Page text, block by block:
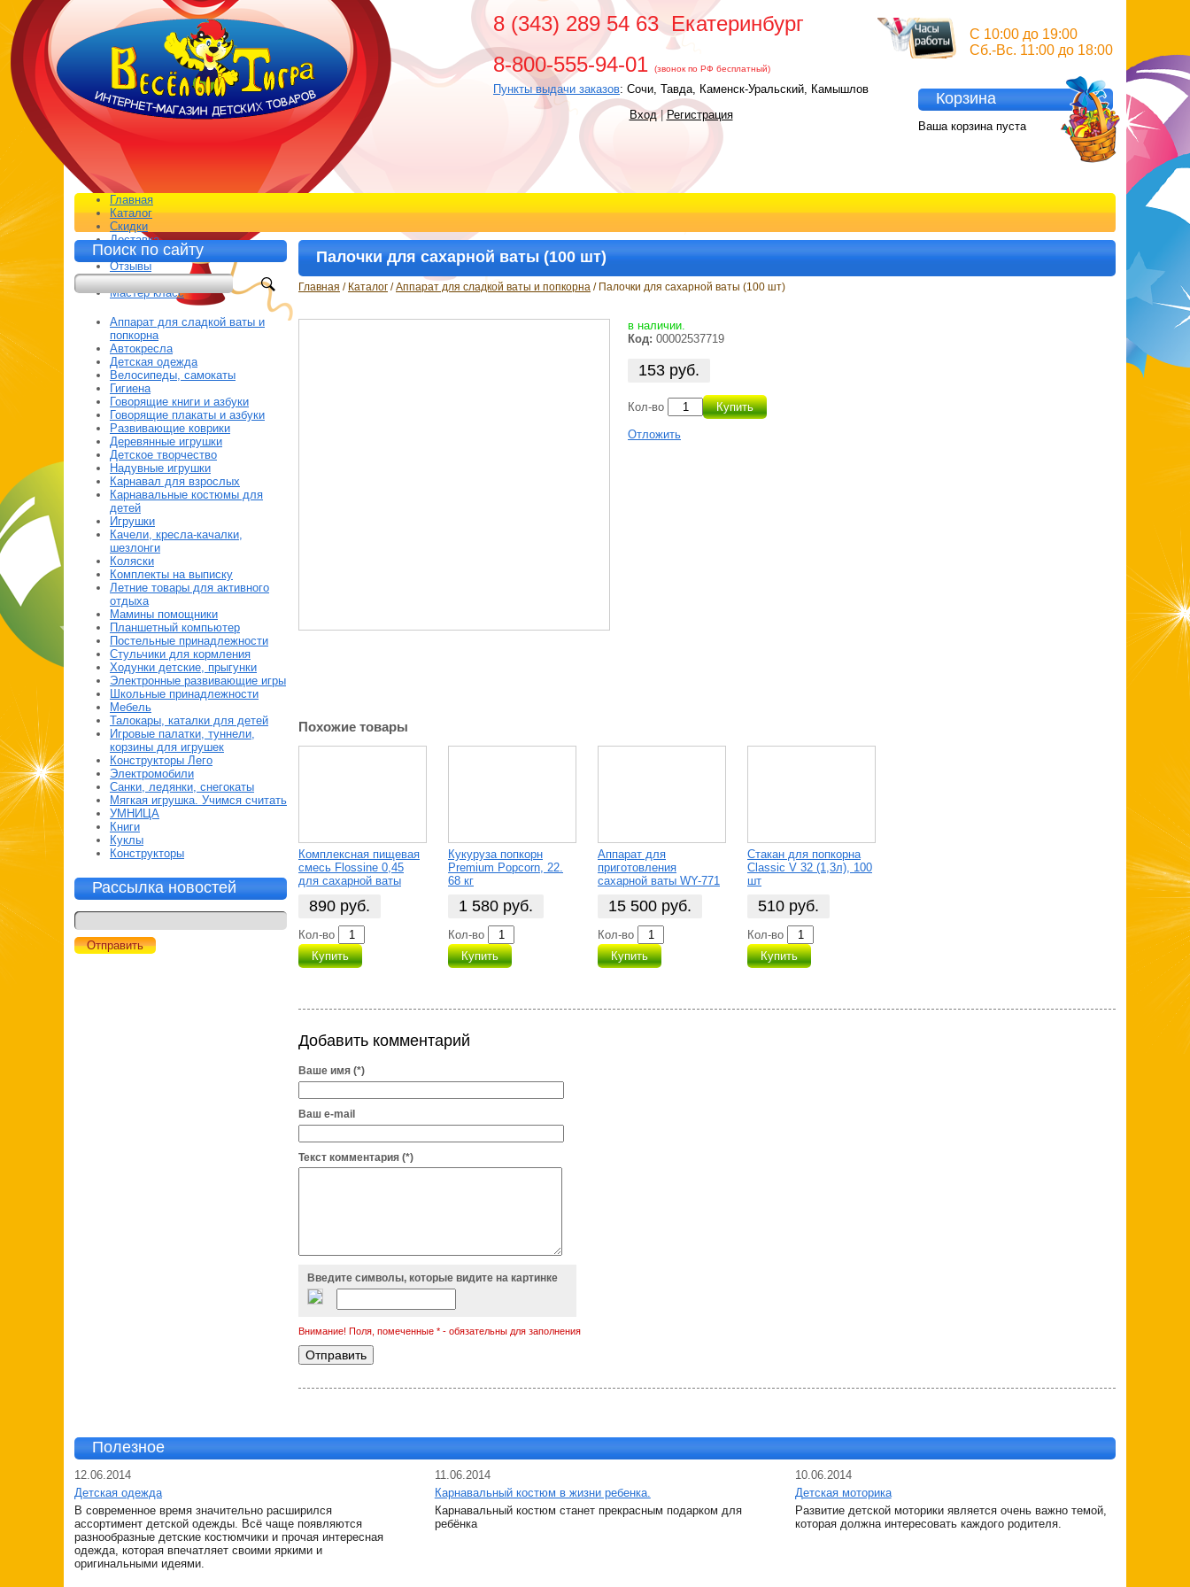
8 (343) 289 54 63 Екатеринбург
8-800-555-94-01
(звонок по РФ бесплатный)
Пункты выдачи заказов: Сочи, Тавда, Каменск-Уральский, Камышлов
Вход|Регистрация
C 10:00 до 19:00
Сб.-Вс. 11:00 до 18:00
Корзина
Ваша корзина пуста
Главная
Каталог
Скидки
Доставка
Контакты
Отзывы
Распродажа*
Мастер класс
Палочки для сахарной ваты (100 шт)
Главная / Каталог /Аппарат для сладкой ваты и попкорна / Палочки для сахарной ваты (100 шт)
в наличии.
Код: 00002537719
153 руб.
Кол-во Купить
Отложить
Похожие товары
Комплексная пищевая
смесь Flossine 0,45
для сахарной ваты
890 руб.
Кол-во
Купить
Кукуруза попкорн
Premium Popcorn, 22.
68 кг
1 580 руб.
Кол-во
Купить
Аппарат для
приготовления
сахарной ваты WY-771
15 500 руб.
Кол-во
Купить
Стакан для попкорна
Сlassic V 32 (1,3л), 100
шт
510 руб.
Кол-во
Купить
Добавить комментарий
Ваше имя (*)
Ваш e-mail
Текст комментария (*)
Введите символы, которые видите на картинке
Внимание! Поля, помеченные * - обязательны для заполнения
Поиск по сайту
Аппарат для сладкой ваты и
попкорна
Автокресла
Детская одежда
Велосипеды, самокаты
Гигиена
Говорящие книги и азбуки
Говорящие плакаты и азбуки
Развивающие коврики
Деревянные игрушки
Детское творчество
Надувные игрушки
Карнавал для взрослых
Карнавальные костюмы для
детей
Игрушки
Качели, кресла-качалки,
шезлонги
Коляски
Комплекты на выписку
Летние товары для активного
отдыха
Мамины помощники
Планшетный компьютер
Постельные принадлежности
Стульчики для кормления
Ходунки детские, прыгунки
Электронные развивающие игры
Школьные принадлежности
Мебель
Талокары, каталки для детей
Игровые палатки, туннели,
корзины для игрушек
Конструкторы Лего
Электромобили
Санки, ледянки, снегокаты
Мягкая игрушка. Учимся считать
УМНИЦА
Книги
Куклы
Конструкторы
Рассылка новостей
Полезное
12.06.2014
Детская одежда
В современное время значительно расширился
ассортимент детской одежды. Всё чаще появляются
разнообразные детские костюмчики и прочая интересная
одежда, которая впечатляет своими яркими и
оригинальными идеями.
11.06.2014
Карнавальный костюм в жизни ребенка.
Карнавальный костюм станет прекрасным подарком для
ребёнка
10.06.2014
Детская моторика
Развитие детской моторики является очень важно темой,
которая должна интересовать каждого родителя.